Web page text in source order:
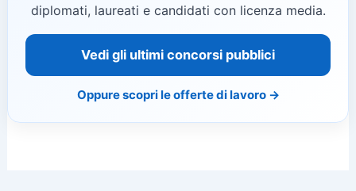
diplomati, laureati e candidati con licenza media.
Vedi gli ultimi concorsi pubblici
Oppure scopri le offerte di lavoro →